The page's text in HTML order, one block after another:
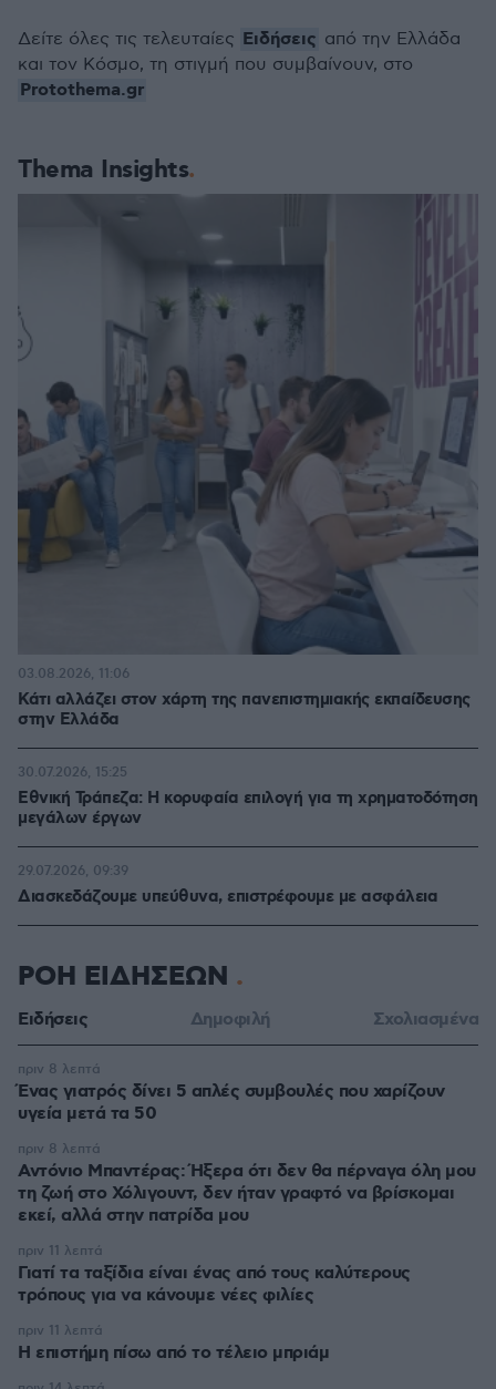
Thema Insights
Κάτι αλλάζει στον χάρτη της πανεπιστημιακής εκπαίδευσης
στην Ελλάδα
03.08.2026, 11:06
Εθνική Τράπεζα: Η κορυφαία επιλογή για τη χρηματοδότηση
μεγάλων έργων
30.07.2026, 15:25
Διασκεδάζουμε υπεύθυνα, επιστρέφουμε με ασφάλεια
29.07.2026, 09:39
Δείτε όλες τις τελευταίες Ειδήσεις από την Ελλάδα
και τον Κόσμο, τη στιγμή που συμβαίνουν, στο
Protothema.gr
ΡΟΗ ΕΙΔΗΣΕΩΝ
Ειδήσεις Δημοφιλή Σχολιασμένα
Ένας γιατρός δίνει 5 απλές συμβουλές που χαρίζουν
υγεία μετά τα 50
πριν 8 λεπτά
Αντόνιο Μπαντέρας: Ήξερα ότι δεν θα πέρναγα όλη μου
τη ζωή στο Χόλιγουντ, δεν ήταν γραφτό να βρίσκομαι
εκεί, αλλά στην πατρίδα μου
πριν 8 λεπτά
Γιατί τα ταξίδια είναι ένας από τους καλύτερους
τρόπους για να κάνουμε νέες φιλίες
πριν 11 λεπτά
Η επιστήμη πίσω από το τέλειο μπριάμ
πριν 11 λεπτά